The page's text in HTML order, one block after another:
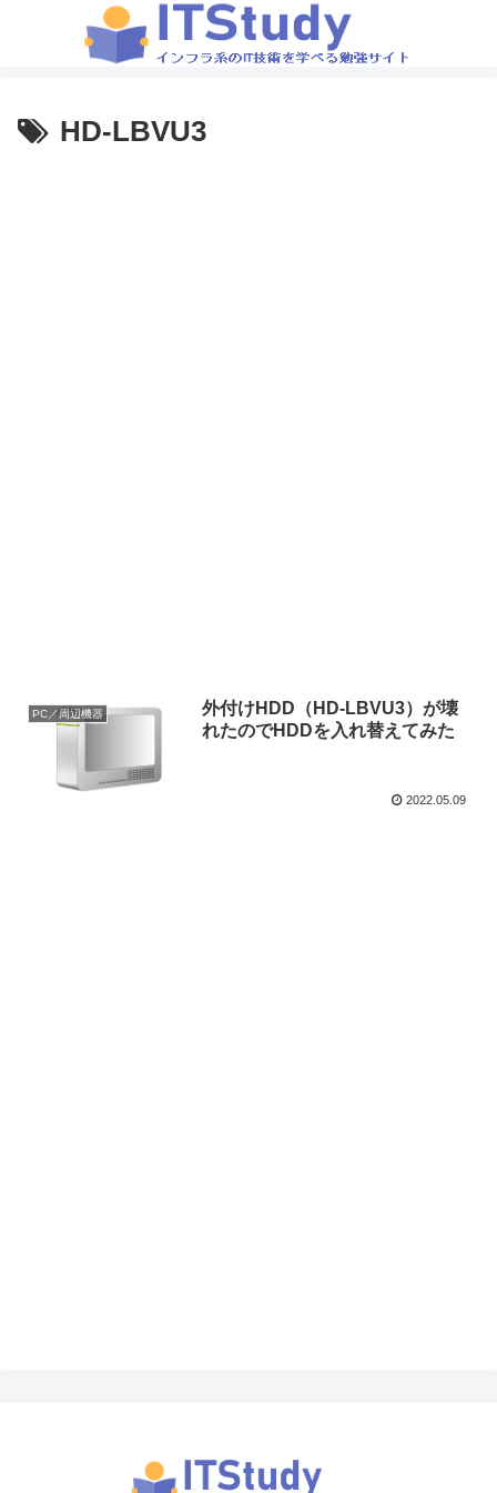
HD-LBVU3
PC／周辺機器
外付けHDD（HD-LBVU3）が壊
れたのでHDDを入れ替えてみた
2022.05.09